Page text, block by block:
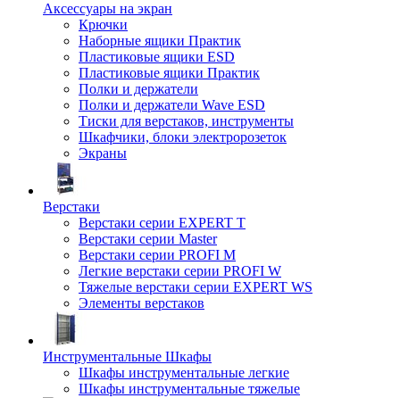
Аксессуары на экран
Крючки
Наборные ящики Практик
Пластиковые ящики ESD
Пластиковые ящики Практик
Полки и держатели
Полки и держатели Wave ESD
Тиски для верстаков, инструменты
Шкафчики, блоки электророзеток
Экраны
Верстаки
Верстаки серии EXPERT T
Верстаки серии Master
Верстаки серии PROFI M
Легкие верстаки серии PROFI W
Тяжелые верстаки серии EXPERT WS
Элементы верстаков
Инструментальные Шкафы
Шкафы инструментальные легкие
Шкафы инструментальные тяжелые